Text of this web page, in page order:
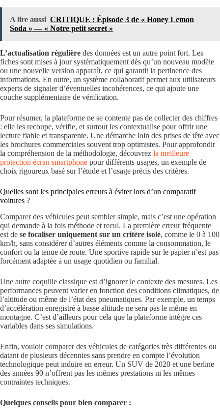
A lire aussi CRITIQUE : Épisode 3 de « Honey Lemon
Soda » — « Notre petit secret »
L’actualisation régulière des données est un autre point fort. Les
fiches sont mises à jour systématiquement dès qu’un nouveau modèle
ou une nouvelle version apparaît, ce qui garantit la pertinence des
informations. En outre, un système collaboratif permet aux utilisateurs
experts de signaler d’éventuelles incohérences, ce qui ajoute une
couche supplémentaire de vérification.
Pour résumer, la plateforme ne se contente pas de collecter des chiffres
: elle les recoupe, vérifie, et surtout les contextualise pour offrir une
lecture fiable et transparente. Une démarche loin des prises de tête avec
les brochures commerciales souvent trop optimistes. Pour approfondir
la compréhension de la méthodologie, découvrez la meilleure
protection écran smartphone pour différents usages, un exemple de
choix rigoureux basé sur l’étude et l’usage précis des critères.
Quelles sont les principales erreurs à éviter lors d’un comparatif
voitures ?
Comparer des véhicules peut sembler simple, mais c’est une opération
qui demande à la fois méthode et recul. La première erreur fréquente
est de se focaliser uniquement sur un critère isolé, comme le 0 à 100
km/h, sans considérer d’autres éléments comme la consommation, le
confort ou la tenue de route. Une sportive rapide sur le papier n’est pas
forcément adaptée à un usage quotidien ou familial.
Une autre coquille classique est d’ignorer le contexte des mesures. Les
performances peuvent varier en fonction des conditions climatiques, de
l’altitude ou même de l’état des pneumatiques. Par exemple, un temps
d’accélération enregistré à basse altitude ne sera pas le même en
montagne. C’est d’ailleurs pour cela que la plateforme intègre ces
variables dans ses simulations.
Enfin, vouloir comparer des véhicules de catégories très différentes ou
datant de plusieurs décennies sans prendre en compte l’évolution
technologique peut induire en erreur. Un SUV de 2020 et une berline
des années 90 n’offrent pas les mêmes prestations ni les mêmes
contraintes techniques.
Quelques conseils pour bien comparer :